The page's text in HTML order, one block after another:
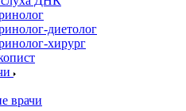
диетолог
хирург
врачи